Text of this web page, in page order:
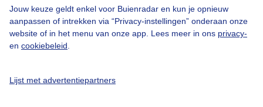
Jouw keuze geldt enkel voor Buienradar en kun je opnieuw
aanpassen of intrekken via “Privacy-instellingen” onderaan onze
website of in het menu van onze app. Lees meer in ons privacy-
en cookiebeleid
Lijst met advertentiepartners
Adverteren
Buienradar Team
Cookie beleid